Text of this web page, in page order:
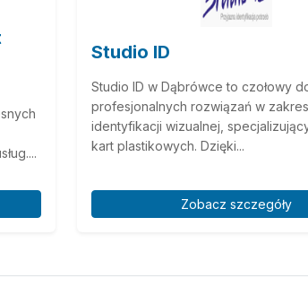
Studio ID
Studio ID w Dąbrówce to czołowy
profesjonalnych rozwiązań w
identyfikacji wizualnej,
kart plastikowych. Dzięki...
Zobacz szczegóły